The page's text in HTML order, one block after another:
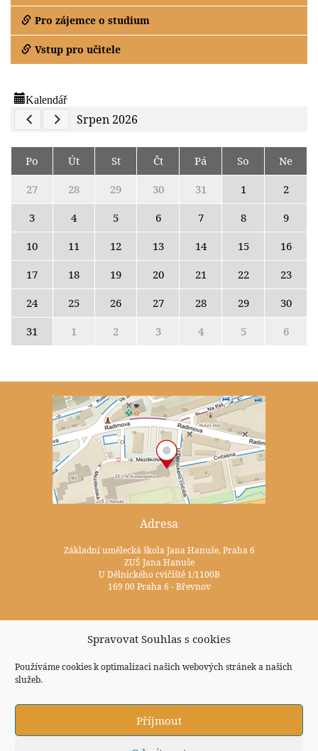
Spravovat Souhlas s cookies
Používáme cookies k optimalizaci našich webových stránek a našich
služeb.
Příjmout
Pro zájemce o studium
Vstup pro učitele
Kalendář
Previous Calendar
Next Calendar
Srpen 2026
Po Út St Čt Pá So
Ne
27
28 29 30 31 1
2
3
4 5 6 7 8
9
10
11 12 13 14 15
16
17
18 19 20 21 22
23
24
25 26 27 28 29
30
31
1 2 3 4 5 6
Adresa
Základní umělecká škola Jana Hanuše, Praha 6
ZUŠ Jana Hanuše
U Dělnického cvičiště 1/1100B
169 00 Praha 6 - Břevnov
Sociální sítě